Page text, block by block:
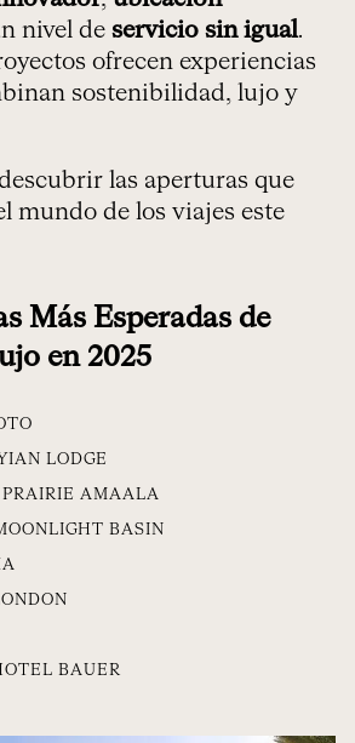
nivel de servicio sin igual.
ofrecen experiencias
sostenibilidad, lujo y
las aperturas que
mundo de los viajes este
Más Esperadas de
en 2025
LODGE
AMAALA
BASIN
BAUER